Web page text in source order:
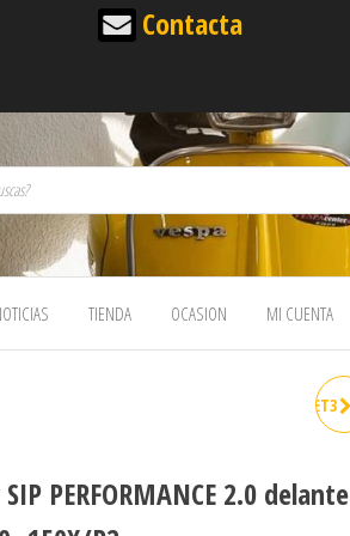
Contacta
de productos
TIENDA OCASION MI CUENTA
AMORTIGUADOR DEL SIP ET3
PERFORMANCE 2.0 delante